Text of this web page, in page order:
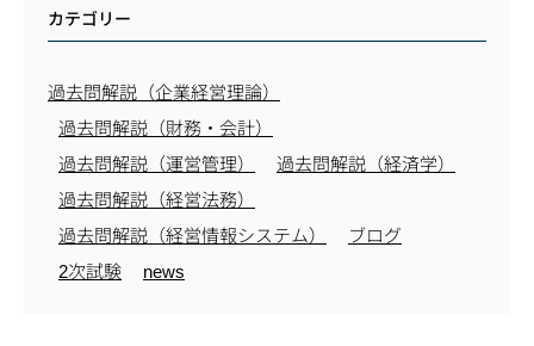
カテゴリー
過去問解説（企業経営理論）
過去問解説（財務・会計）
過去問解説（運営管理）
過去問解説（経済学）
過去問解説（経営法務）
過去問解説（経営情報システム）
ブログ
2次試験
news